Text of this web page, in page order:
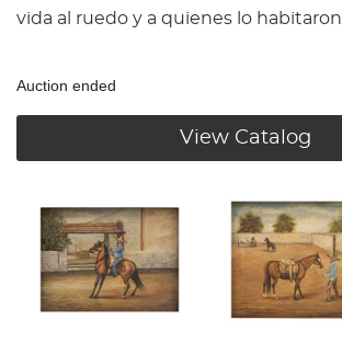
vida al ruedo y a quienes lo habitaron.
Auction ended
View Catalog